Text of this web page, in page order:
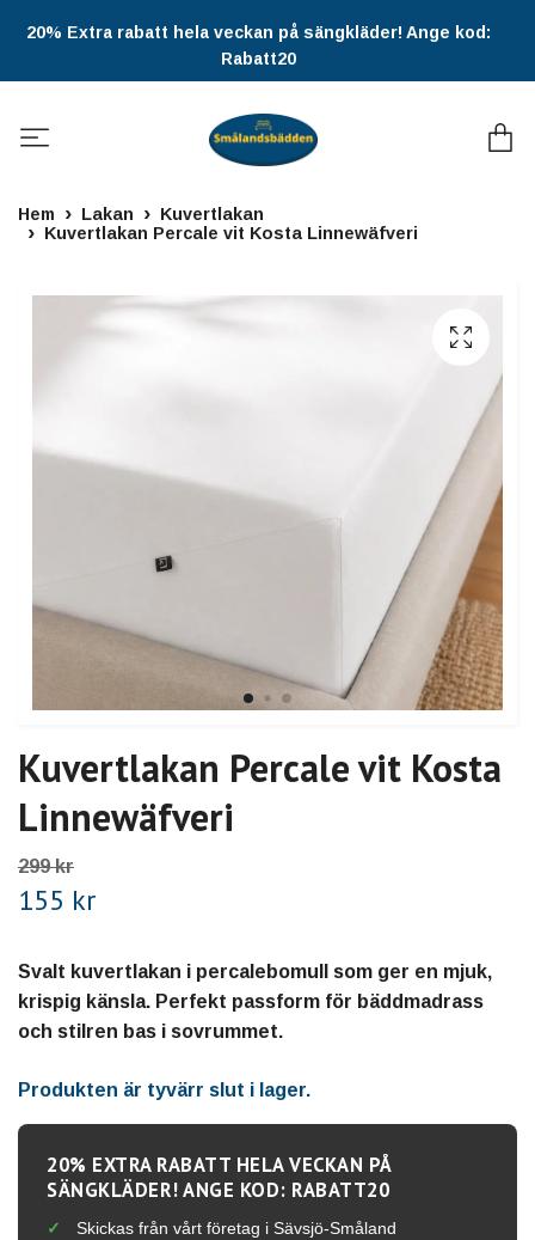
20% Extra rabatt hela veckan på sängkläder! Ange kod:
Rabatt20
Hem Lakan
Kuvertlakan
Kuvertlakan Percale vit Kosta Linnewäfveri
Kuvertlakan Percale vit Kosta
Linnewäfveri
299 kr
155 kr
Svalt kuvertlakan i percalebomull som ger en mjuk,
krispig känsla. Perfekt passform för bäddmadrass
och stilren bas i sovrummet.
Produkten är tyvärr slut i lager.
20% EXTRA RABATT HELA VECKAN PÅ
SÄNGKLÄDER! ANGE KOD: RABATT20
Skickas från vårt företag i Sävsjö-Småland